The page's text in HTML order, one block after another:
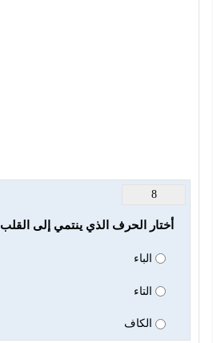
8
أختار الحرف الذي ينتمي إلى القلب
الباء
التاء
الكاف